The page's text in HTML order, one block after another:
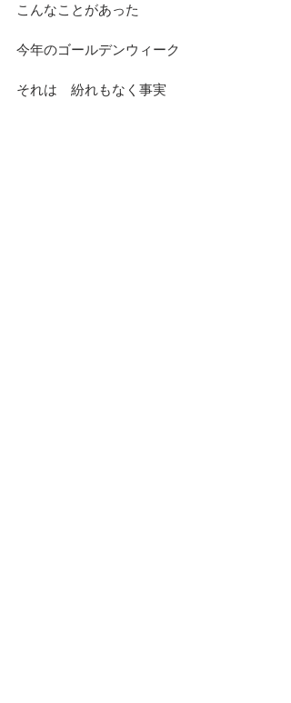
こんなことがあった
今年のゴールデンウィーク
それは　紛れもなく事実